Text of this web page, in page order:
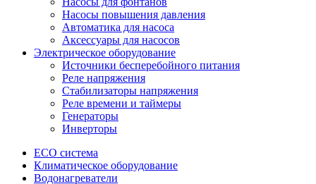
Насосы повышения давления
Автоматика для насоса
Аксессуары для насосов
Электрическое оборудование
Источники бесперебойного питания
Реле напряжения
Стабилизаторы напряжения
Реле времени и таймеры
Генераторы
Инверторы
ECO система
Климатическое оборудование
Водонагреватели